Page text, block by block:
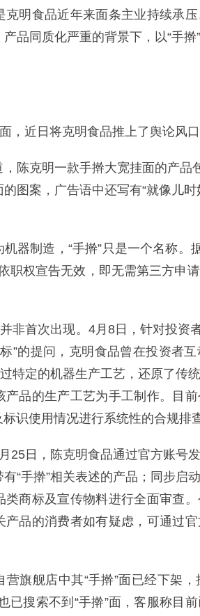
克明食品近年来面条主业持续承
品同质化严重的背景下，以“手
，近日将克明食品推上了舆论风口
陈克明一款手擀大宽挂面的产品
图案，广告语中还写有“就像儿
器制造，“手擀”只是一个名称。
职权宣告无效，即无需第三方申
非首次出现。4月8日，针对投资
”的提问，克明食品曾在投资者
特定的机器生产工艺，还原了传
产品的生产工艺为手工制作。目
识使用情况进行系统性的合规排查
25日，陈克明食品通过官方账号
“手擀”相关表述的产品；同步启
商标及宣传物料进行全面审查
品的消费者如有疑虑，可通过
旗舰店中其“手擀”面已经下架
已搜索不到“手擀”面，客服称目